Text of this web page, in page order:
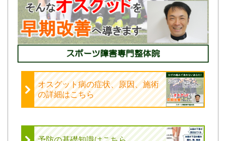
オスグット病の症状、原因、施術
の詳細はこちら